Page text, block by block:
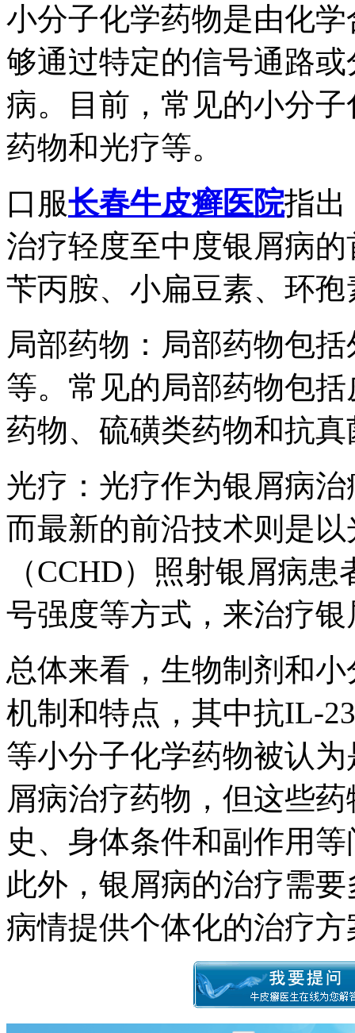
小分子化学药物是由化
够通过特定的信号通路
病。目前，常见的小分
药物和光疗等。
口服长春牛皮癣医院指出
治疗轻度至中度银屑病
苄丙胺、小扁豆素、环
局部药物：局部药物包
等。常见的局部药物包
药物、硫磺类药物和抗
光疗：光疗作为银屑病
而最新的前沿技术则是
（CCHD）照射银屑病
号强度等方式，来治疗
总体来看，生物制剂和
机制和特点，其中抗IL-
等小分子化学药物被认
屑病治疗药物，但这些
史、身体条件和副作用
此外，银屑病的治疗需
病情提供个体化的治疗方